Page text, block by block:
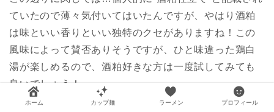
ていたので薄々気付いてはいたんですが、やはり酒粕
は味といい香りといい独特のクセがありますね！この
風味によって賛否ありそうですが、ひと味違った鶏白
湯が楽しめるので、酒粕好きな方は一度試してみても
良いでしょう！
ホーム カップ麺 ラーメン プロフィール